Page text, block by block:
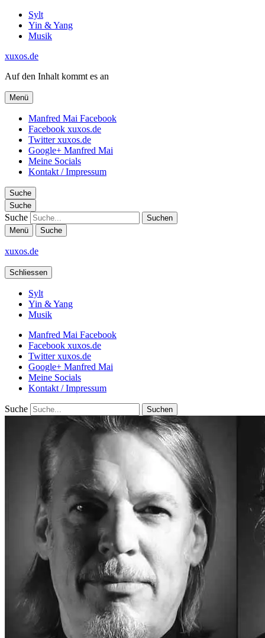
Sylt
Yin & Yang
Musik
xuxos.de
Auf den Inhalt kommt es an
Menü
Manfred Mai Facebook
Facebook xuxos.de
Twitter xuxos.de
Google+ Manfred Mai
Meine Socials
Kontakt / Impressum
Suche
Suche
Suche
Menü Suche
xuxos.de
Schliessen
Sylt
Yin & Yang
Musik
Manfred Mai Facebook
Facebook xuxos.de
Twitter xuxos.de
Google+ Manfred Mai
Meine Socials
Kontakt / Impressum
Suche